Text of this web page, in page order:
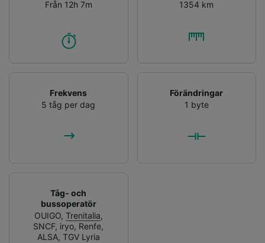
Från 12h 7m 1354 km
Frekvens
5 tåg per dag
Förändringar
1 byte
Tåg- och
bussoperatör
OUIGO, Trenitalia,
SNCF, iryo, Renfe,
ALSA, TGV Lyria